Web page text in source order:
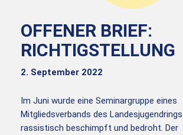
OFFENER BRIEF:
RICHTIGSTELLUNG
2. September 2022
Im Juni wurde eine Seminargruppe eines
Mitgliedsverbands des
rassistisch beschimpft und bedroht. Der